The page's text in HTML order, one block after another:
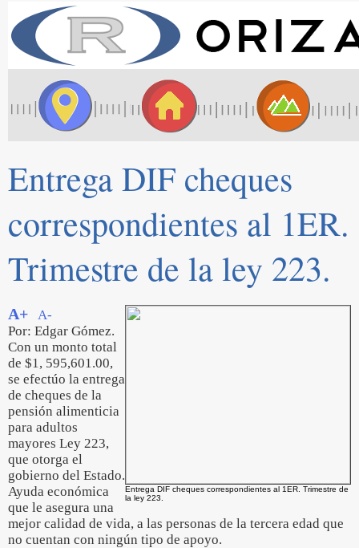
Entrega DIF cheques
correspondientes al 1ER.
Trimestre de la ley 223.
Entrega DIF cheques correspondientes al 1ER. Trimestre de
la ley 223.
A+
A-
Por: Edgar Gómez.
Con un monto total
de $1, 595,601.00,
se efectúo la entrega
de cheques de la
pensión alimenticia
para adultos
mayores Ley 223,
que otorga el
gobierno del Estado.
Ayuda económica
que le asegura una
mejor calidad de vida, a las personas de la tercera edad que
no cuentan con ningún tipo de apoyo.